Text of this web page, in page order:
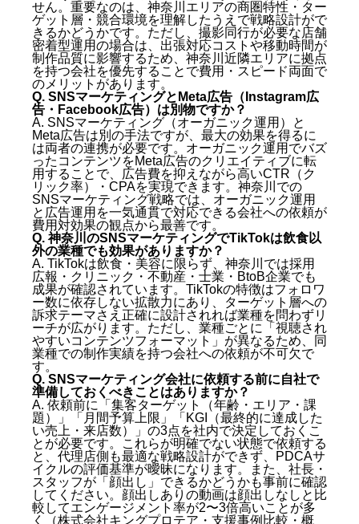
せん。重要なのは、神奈川エリアの商圏特性・ター
ゲット層・競合環境を理解したうえで戦略設計がで
きるかどうかです。ただし、撮影同行が必要な店舗
密着型運用の場合は、出張対応コストや移動時間が
制作品質に影響するため、神奈川近隣エリアに拠点
を持つ会社を優先することで費用・スピード両面で
のメリットがあります。
Q. SNSマーケティングとMeta広告（Instagram広
告・Facebook広告）は別物ですか？
A. SNSマーケティング（オーガニック運用）と
Meta広告は別の手法ですが、最大の効果を得るに
は両者の連携が必要です。オーガニック運用でバズ
ったコンテンツをMeta広告のクリエイティブに転
用することで、広告費を抑えながら高いCTR（ク
リック率）・CPAを実現できます。神奈川での
SNSマーケティング戦略では、オーガニック運用
と広告運用を一気通貫で対応できる会社への依頼が
費用対効果の観点から最善です。
Q. 神奈川のSNSマーケティングでTikTokは飲食以
外の業種でも効果がありますか？
A. TikTokは飲食・美容に限らず、神奈川では採用
広報・クリニック・不動産・士業・BtoB企業でも
成果が確認されています。TikTokの特徴はフォロワ
ー数に依存しない拡散力にあり、ターゲット層への
訴求テーマさえ正確に設計されれば業種を問わずリ
ーチが広がります。ただし、業種ごとに「視聴され
やすいコンテンツフォーマット」が異なるため、同
業種での制作実績を持つ会社への依頼が不可欠で
す。
Q. SNSマーケティング会社に依頼する前に自社で
準備しておくべきことはありますか？
A. 依頼前に「集客ターゲット（年齢・エリア・課
題）」「月間予算上限」「KGI（最終的に達成した
い売上・来店数）」の3点を社内で決定しておくこ
とが必要です。これらが明確でない状態で依頼する
と、代理店側も最適な戦略設計ができず、PDCAサ
イクルの評価基準が曖昧になります。また、社長・
スタッフが「顔出し」できるかどうかも事前に確認
してください。顔出しありの動画は顔出しなしと比
較してエンゲージメント率が2〜3倍高いことが多
く（株式会社キングプロテア・支援事例比較・概